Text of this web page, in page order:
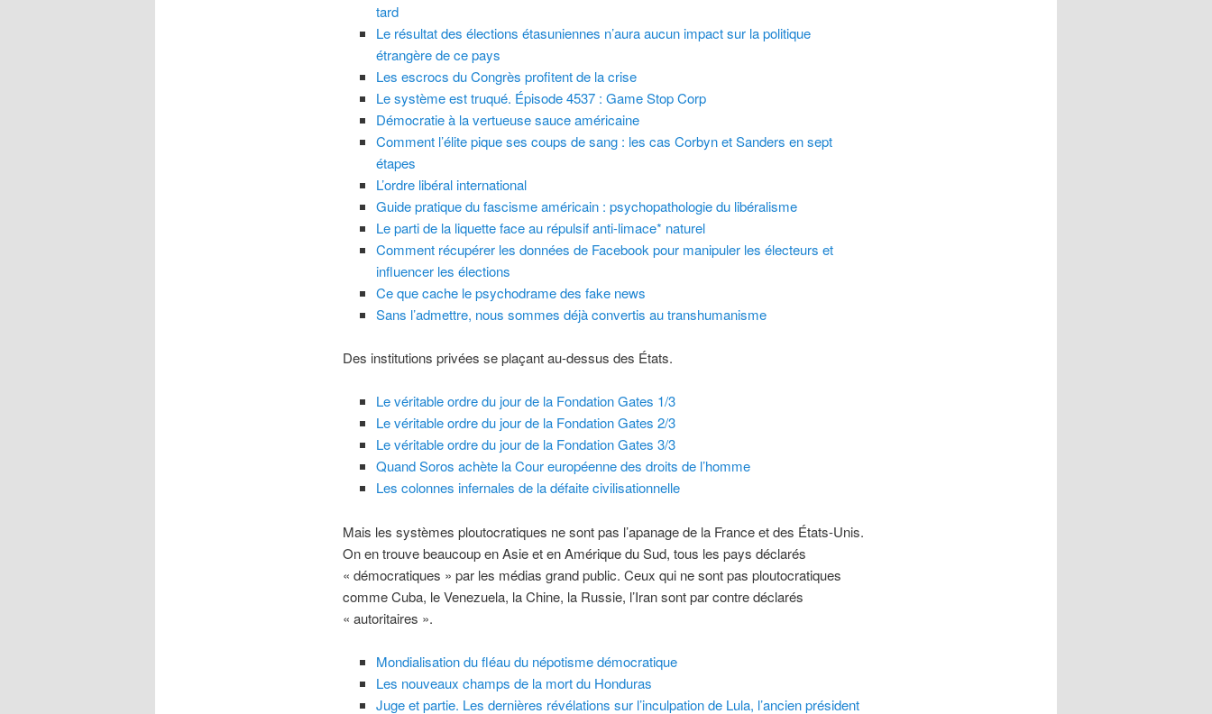
tard
Le résultat des élections étasuniennes n’aura aucun impact sur la politique
étrangère de ce pays
Les escrocs du Congrès profitent de la crise
Le système est truqué. Épisode 4537 : Game Stop Corp
Démocratie à la vertueuse sauce américaine
Comment l’élite pique ses coups de sang : les cas Corbyn et Sanders en sept
étapes
L’ordre libéral international
Guide pratique du fascisme américain : psychopathologie du libéralisme
Le parti de la liquette face au répulsif anti-limace* naturel
Comment récupérer les données de Facebook pour manipuler les électeurs et
influencer les élections
Ce que cache le psychodrame des fake news
Sans l’admettre, nous sommes déjà convertis au transhumanisme
Des institutions privées se plaçant au-dessus des États.
Le véritable ordre du jour de la Fondation Gates 1/3
Le véritable ordre du jour de la Fondation Gates 2/3
Le véritable ordre du jour de la Fondation Gates 3/3
Quand Soros achète la Cour européenne des droits de l’homme
Les colonnes infernales de la défaite civilisationnelle
Mais les systèmes ploutocratiques ne sont pas l’apanage de la France et des États-Unis.
On en trouve beaucoup en Asie et en Amérique du Sud, tous les pays déclarés
« démocratiques » par les médias grand public. Ceux qui ne sont pas ploutocratiques
comme Cuba, le Venezuela, la Chine, la Russie, l’Iran sont par contre déclarés
« autoritaires ».
Mondialisation du fléau du népotisme démocratique
Les nouveaux champs de la mort du Honduras
Juge et partie. Les dernières révélations sur l’inculpation de Lula, l’ancien président